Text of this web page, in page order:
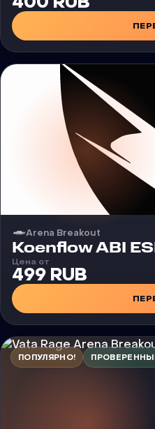
Arena Breakout
Чит
Koenflow ABI
Цена от
499 RUB
ПОПУЛЯРНО!